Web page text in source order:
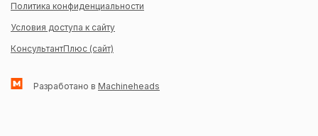
Политика конфиденциальности
Условия доступа к сайту
КонсультантПлюс (сайт)
Разработано в Machineheads